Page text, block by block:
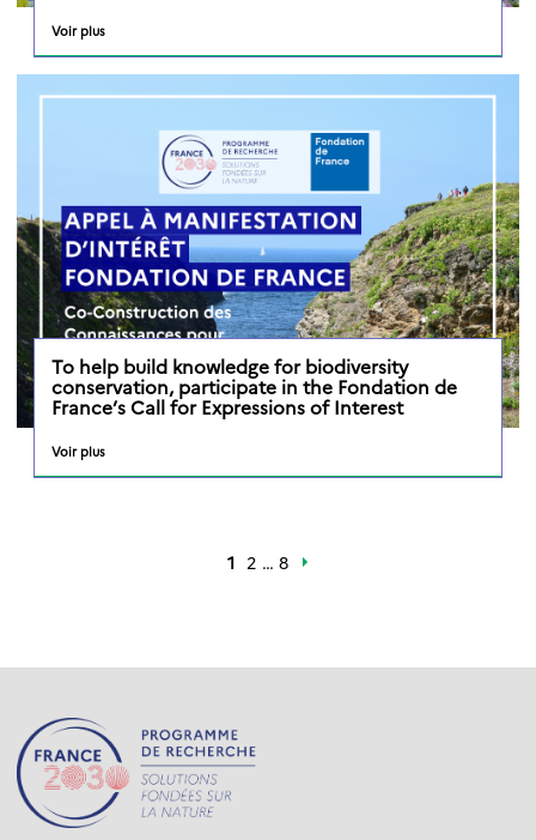
Voir plus
To help build knowledge for biodiversity
conservation, participate in the Fondation de
France’s Call for Expressions of Interest
Voir plus
1 2 … 8